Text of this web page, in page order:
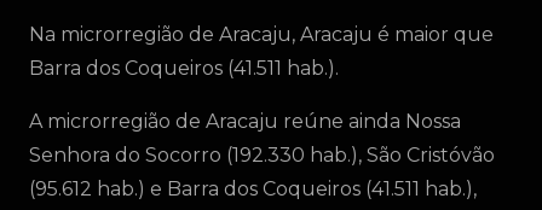
Na microrregião de Aracaju, Aracaju é maior que
Barra dos Coqueiros (41.511 hab.).
A microrregião de Aracaju reúne ainda Nossa
Senhora do Socorro (192.330 hab.), São Cristóvão
(95.612 hab.) e Barra dos Coqueiros (41.511 hab.),